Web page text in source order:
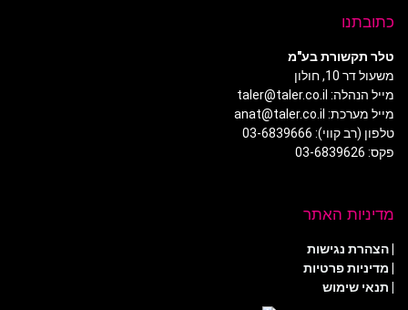
כתובתנו
טלר תקשורת בע"מ
משעול דר 10, חולון
מייל הנהלה: taler@taler.co.il
מייל מערכת: anat@taler.co.il
טלפון (רב קווי): 03-6839666
פקס: 03-6839626
מדיניות האתר
הצהרת נגישות
מדיניות פרטיות
| תנאי שימוש